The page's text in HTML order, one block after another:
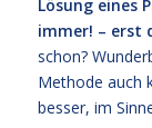
Lösung eines
immer! – erst
schon?
Methode auch
besser, im